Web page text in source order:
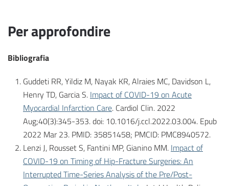
Per approfondire
Bibliografia
Guddeti RR, Yildiz M, Nayak KR, Alraies MC, Davidson L,
Henry TD, Garcia S. Impact of COVID-19 on Acute
Myocardial Infarction Care. Cardiol Clin. 2022
Aug;40(3):345-353. doi: 10.1016/j.ccl.2022.03.004. Epub
2022 Mar 23. PMID: 35851458; PMCID: PMC8940572.
Lenzi J, Rousset S, Fantini MP, Gianino MM. Impact of
COVID-19 on Timing of Hip-Fracture Surgeries: An
Interrupted Time-Series Analysis of the Pre/Post-